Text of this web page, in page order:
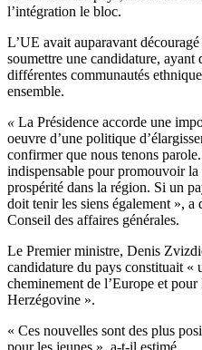
l’intégration le bloc.
L’UE avait auparavant
soumettre une candidature, ayant
différentes communautés
ensemble.
« La Présidence accorde une
oeuvre d’une politique
confirmer que nous tenons
indispensable pour promouvoir
prospérité dans la région. Si un
doit tenir les siens également »,
Conseil des affaires générales.
Le Premier ministre, Denis
candidature du pays constituait «
cheminement de l’Europe et
Herzégovine ».
« Ces nouvelles sont des plus